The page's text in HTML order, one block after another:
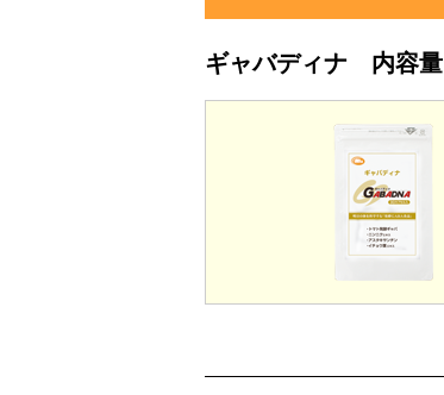
ギャバディナ 内容量